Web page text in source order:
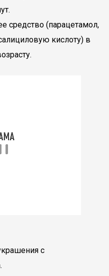
средство (парацетамол,
кислоту) в
с